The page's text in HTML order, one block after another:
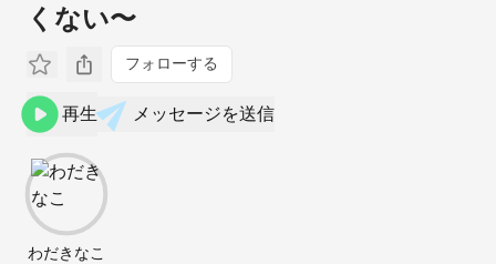
くない〜
フォローする
再生 メッセージを送信
わだきなこ